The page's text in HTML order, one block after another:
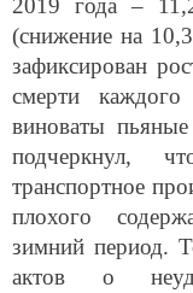
2019 года –
(снижение на
зафиксирован
смерти
виноваты
подчеркнул,
транспортное
плохого
зимний период.
актов о